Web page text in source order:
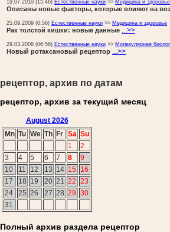
19.07.2010 (15:46) Естественные науки >> Медицина и здоровье
Описаны новые факторы, которые влияют на
25.09.2009 (0:56) Естественные науки >> Медицина и здоровье
Рак толстой кишки: новые данные ...>>
29.03.2008 (06:56) Естественные науки >> Молекулярная
Новый ротаксановый рецептор ...>>
рецептор, архив по датам
рецептор, архив за текущий месяц
August 2026
Mn Tu We Th Fr Sa Su
1
2
3
4 5 6 7 8
9
10
11 12 13 14 15
16
17
18 19 20 21 22 23
24
25 26 27 28 29 30
31
Полный архив раздела рецептор